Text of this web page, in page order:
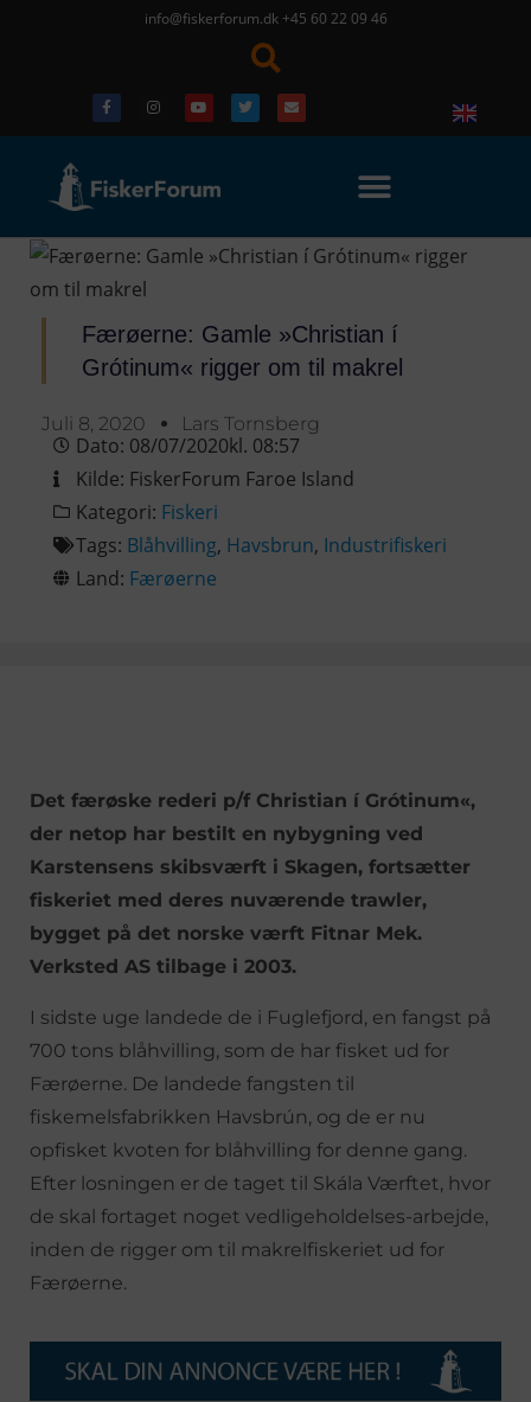
info@fiskerforum.dk +45 60 22 09 46
Færøerne: Gamle »Christian í
Grótinum« rigger om til makrel
Juli 8, 2020 Lars Tornsberg
Dato: 08/07/2020kl. 08:57
Kilde: FiskerForum Faroe Island
Kategori: Fiskeri
Tags: Blåhvilling, Havsbrun, Industrifiskeri
Land: Færøerne
Det færøske rederi p/f Christian í Grótinum«,
der netop har bestilt en nybygning ved
Karstensens skibsværft i Skagen, fortsætter
fiskeriet med deres nuværende trawler,
bygget på det norske værft Fitnar Mek.
Verksted AS tilbage i 2003.
I sidste uge landede de i Fuglefjord, en fangst på
700 tons blåhvilling, som de har fisket ud for
Færøerne. De landede fangsten til
fiskemelsfabrikken Havsbrún, og de er nu
opfisket kvoten for blåhvilling for denne gang.
Efter losningen er de taget til Skála Værftet, hvor
de skal fortaget noget vedligeholdelses-arbejde,
inden de rigger om til makrelfiskeriet ud for
Færøerne.